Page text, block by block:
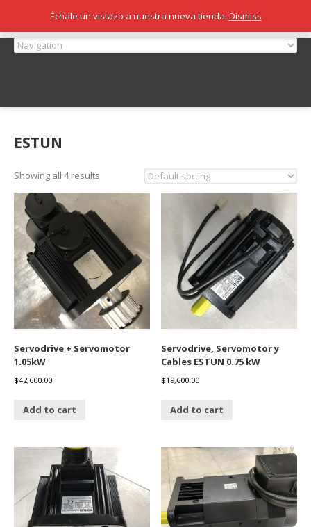
ESTUN
Showing all 4 results
Servodrive + Servomotor
1.05kW
$42,600.00
Add to cart
Servodrive, Servomotor y
Cables ESTUN 0.75 kW
$19,600.00
Add to cart
Échale un vistazo a nuestra nueva tienda. Dismiss